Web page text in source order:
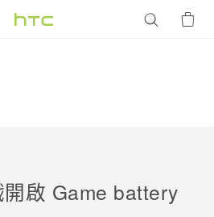
啟 Game battery